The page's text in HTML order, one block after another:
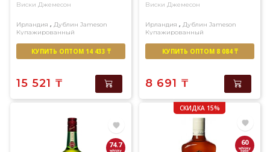
Виски Джемесон
Ирландия , Дублин Jameson
Купажированный
КУПИТЬ ОПТОМ 14 433 ₸
15 521 ₸
Виски Джемесон
Ирландия , Дублин Jameson
Купажированный
КУПИТЬ ОПТОМ 8 084 ₸
8 691 ₸
74.7
СКИДКА 15%
60